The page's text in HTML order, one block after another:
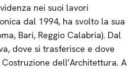
nei suoi lavori
dal 1994, ha svolto la sua
Bari, Reggio Calabria). Dal
dove si trasferisce e dove
dell’Architettura. A